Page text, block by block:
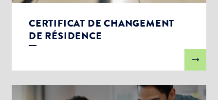
CERTIFICAT DE CHANGEMENT
DE RÉSIDENCE